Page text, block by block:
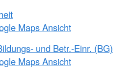
Maps Ansicht
und Betr.-Einr. (BG)
Maps Ansicht